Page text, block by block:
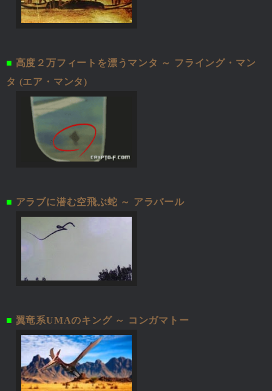
■ 高度２万フィートを漂うマンタ ～ フライング・マン
タ (エア・マンタ)
■ アラブに潜む空飛ぶ蛇 ～ アラバール
■ 翼竜系UMAのキング ～ コンガマトー